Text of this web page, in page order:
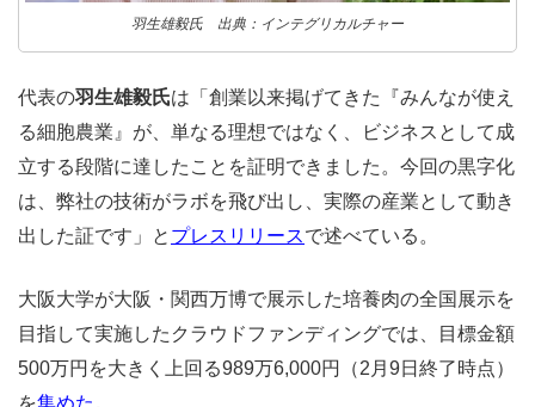
羽生雄毅氏 出典：インテグリカルチャー
代表の羽生雄毅氏は「創業以来掲げてきた『みんなが使え
る細胞農業』が、単なる理想ではなく、ビジネスとして成
立する段階に達したことを証明できました。今回の黒字化
は、弊社の技術がラボを飛び出し、実際の産業として動き
出した証です」と プレスリリースで述べている。
大阪大学が大阪・関西万博で展示した培養肉の全国展示を
目指して実施したクラウドファンディングでは、目標金額
500万円を大きく上回る989万6,000円（2月9日終了時点）
を集めた 。